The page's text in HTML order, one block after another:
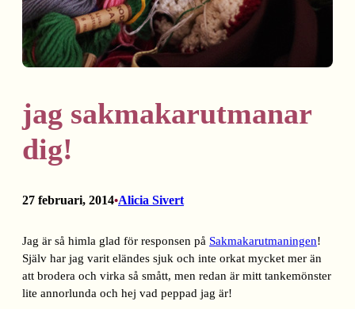
jag sakmakarutmanar
dig!
27 februari, 2014•Alicia Sivert
Jag är så himla glad för responsen på Sakmakarutmaningen!
Själv har jag varit eländes sjuk och inte orkat mycket mer än
att brodera och virka så smått, men redan är mitt tankemönster
lite annorlunda och hej vad peppad jag är!